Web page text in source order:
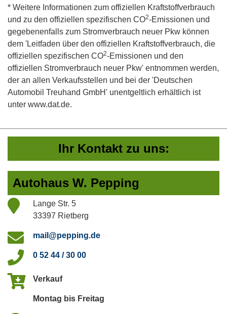
* Weitere Informationen zum offiziellen Kraftstoffverbrauch
und zu den offiziellen spezifischen CO2-Emissionen und
gegebenenfalls zum Stromverbrauch neuer Pkw können
dem 'Leitfaden über den offiziellen Kraftstoffverbrauch, die
offiziellen spezifischen CO2-Emissionen und den
offiziellen Stromverbrauch neuer Pkw' entnommen werden,
der an allen Verkaufsstellen und bei der 'Deutschen
Automobil Treuhand GmbH' unentgeltlich erhältlich ist
unter www.dat.de.
Ihr Kontakt zu uns:
Autohaus W. Pepping
Lange Str. 5
33397 Rietberg
mail@pepping.de
0 52 44 / 30 00
Verkauf
Montag bis Freitag